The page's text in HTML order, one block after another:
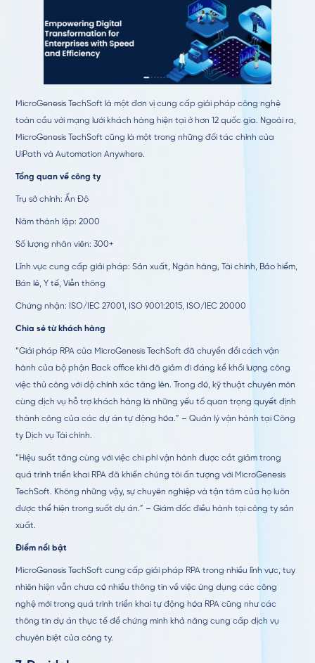
MicroGenesis TechSoft là một đơn vị cung cấp giải pháp công nghệ
toàn cầu với mạng lưới khách hàng hiện tại ở hơn 12 quốc gia. Ngoài ra,
MicroGenesis TechSoft cũng là một trong những đối tác chính của
UiPath và Automation Anywhere.
Tổng quan về công ty
Trụ sở chính: Ấn Độ
Năm thành lập: 2000
Số lượng nhân viên: 300+
Lĩnh vực cung cấp giải pháp: Sản xuất, Ngân hàng, Tài chính, Bảo hiểm,
Bán lẻ, Y tế, Viễn thông
Chứng nhận: ISO/IEC 27001, ISO 9001:2015, ISO/IEC 20000
Chia sẻ từ khách hàng
“Giải pháp RPA của MicroGenesis TechSoft đã chuyển đổi cách vận
hành của bộ phận Back office khi đã giảm đi đáng kể khối lượng công
việc thủ công với độ chính xác tăng lên. Trong đó, kỹ thuật chuyên môn
cùng dịch vụ hỗ trợ khách hàng là những yếu tố quan trọng quyết định
thành công của các dự án tự động hóa.” – Quản lý vận hành tại Công
ty Dịch vụ Tài chính.
“Hiệu suất tăng cùng với việc chi phí vận hành được cắt giảm trong
quá trình triển khai RPA đã khiến chúng tôi ấn tượng với MicroGenesis
TechSoft. Không những vậy, sự chuyên nghiệp và tận tâm của họ luôn
được thể hiện trong suốt dự án.” – Giám đốc điều hành tại công ty sản
xuất.
Điểm nổi bật
MicroGenesis TechSoft cung cấp giải pháp RPA trong nhiều lĩnh vực, tuy
nhiên hiện vẫn chưa có nhiều thông tin về việc ứng dụng các công
nghệ mới trong quá trình triển khai tự động hóa RPA cũng như các
thông tin dự án thực tế để chứng minh khả năng cung cấp dịch vụ
chuyên biệt của công ty.